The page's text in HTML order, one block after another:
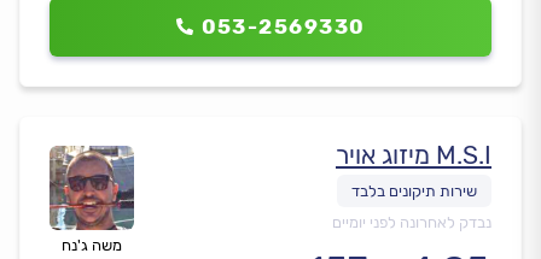
053-2569330
למחרת הוא שלח את בנו, שהגיע בזמן ופתר את הבעיה
(החלפת הקבל של המדחס) בפחות מחצי שעה.
הגיע בלי סולם (מוזר), נתתי לו סולם.
חייב אותי בסכום מופרך לטעמי.
משה ג'נח
M.S.I מיזוג אויר
נבדק לאחרונה לפני יומיים